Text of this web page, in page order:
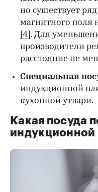
но существует
магнитного поля
[4] . Для
производители
расстояние не
Специальная
индукционной
кухонной утвари.
Какая посуда
индукционной